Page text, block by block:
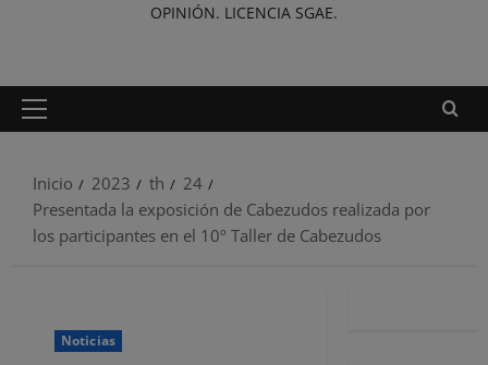
OPINIÓN. LICENCIA SGAE.
Menú
Inicio
2023 th
24
Presentada la exposición de Cabezudos realizada por
los participantes en el 10º Taller de Cabezudos
Noticias